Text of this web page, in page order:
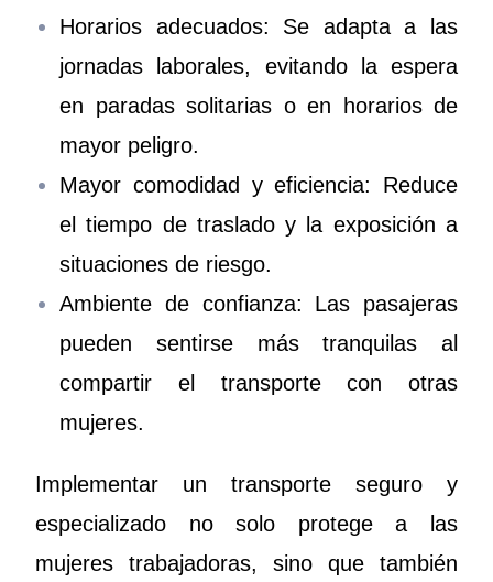
Horarios adecuados: Se adapta a las
jornadas laborales, evitando la espera
en paradas solitarias o en horarios de
mayor peligro.
Mayor comodidad y eficiencia: Reduce
el tiempo de traslado y la exposición a
situaciones de riesgo.
Ambiente de confianza: Las pasajeras
pueden sentirse más tranquilas al
compartir el transporte con otras
mujeres.
Implementar un transporte seguro y
especializado no solo protege a las
mujeres trabajadoras, sino que también